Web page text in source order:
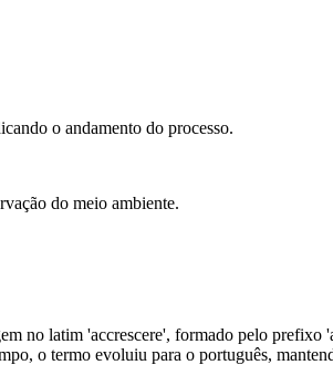
o andamento do processo.
do meio ambiente.
no latim 'accrescere', formado pelo
o termo evoluiu para o português,